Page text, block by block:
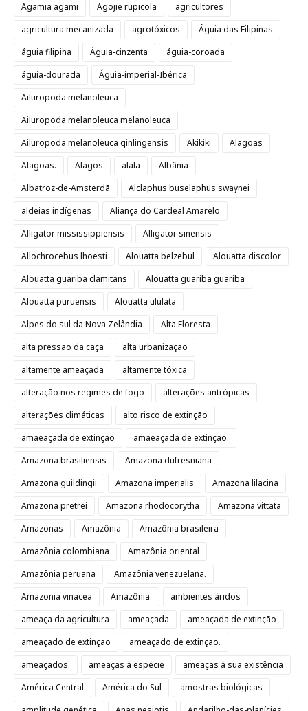
Agamia agami
Agojie rupicola
agricultores
agricultura mecanizada
agrotóxicos
Águia das Filipinas
águia filipina
Águia-cinzenta
águia-coroada
águia-dourada
Águia-imperial-Ibérica
Ailuropoda melanoleuca
Ailuropoda melanoleuca melanoleuca
Ailuropoda melanoleuca qinlingensis
Akikiki
Alagoas
Alagoas.
Alagos alala
Albânia
Albatroz-de-Amsterdã
Alclaphus buselaphus swaynei
aldeias indígenas
Aliança do Cardeal Amarelo
Alligator mississippiensis
Alligator sinensis
Allochrocebus lhoesti
Alouatta belzebul
Alouatta discolor
Alouatta guariba clamitans
Alouatta guariba guariba
Alouatta puruensis
Alouatta ululata
Alpes do sul da Nova Zelândia
Alta Floresta
alta pressão da caça
alta urbanização
altamente ameaçada
altamente tóxica
alteração nos regimes de fogo
alterações antrópicas
alterações climáticas
alto risco de extinção
amaeaçada de extinção
amaeaçada de extinção.
Amazona brasiliensis
Amazona dufresniana
Amazona guildingii
Amazona imperialis
Amazona lilacina
Amazona pretrei
Amazona rhodocorytha
Amazona vittata
Amazonas
Amazônia
Amazônia brasileira
Amazônia colombiana
Amazônia oriental
Amazônia peruana
Amazônia venezuelana.
Amazonia vinacea
Amazônia.
ambientes áridos
ameaça da agricultura
ameaçada
ameaçada de extinção
ameaçado de extinção
ameaçado de extinção.
ameaçados.
ameaças à espécie
ameaças à sua existência
América Central
América do Sul
amostras biológicas